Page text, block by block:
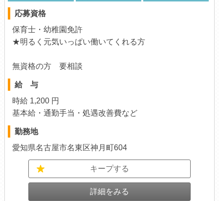
応募資格
保育士・幼稚園免許
★明るく元気いっぱい働いてくれる方
無資格の方 要相談
給 与
時給 1,200 円
基本給・通勤手当・処遇改善費など
勤務地
愛知県名古屋市名東区神月町604
キープする
詳細をみる